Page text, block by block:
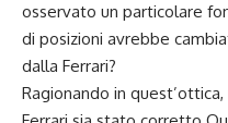
osservato un particolare
di posizioni avrebbe
dalla Ferrari?
Ragionando in